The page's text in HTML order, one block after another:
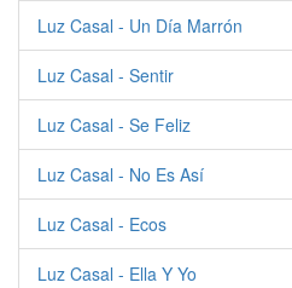
Luz Casal - Un Día Marrón
Luz Casal - Sentir
Luz Casal - Se Feliz
Luz Casal - No Es Así
Luz Casal - Ecos
Luz Casal - Ella Y Yo